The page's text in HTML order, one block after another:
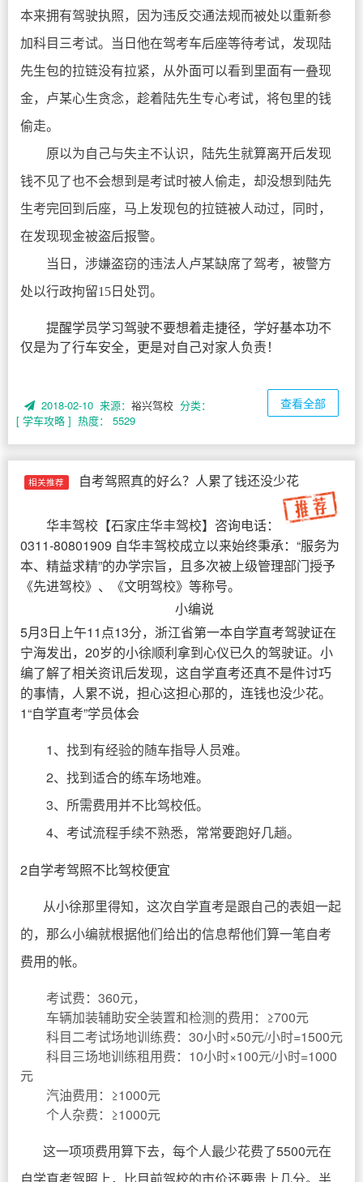
本来拥有驾驶执照，因为违反交通法规而被处以重新参
加科目三考试。当日他在驾考车后座等待考试，发现陆
先生包的拉链没有拉紧，从外面可以看到里面有一叠现
金，卢某心生贪念，趁着陆先生专心考试，将包里的钱
偷走。
原以为自己与失主不认识，陆先生就算离开后发现
钱不见了也不会想到是考试时被人偷走，却没想到陆先
生考完回到后座，马上发现包的拉链被人动过，同时，
在发现现金被盗后报警。
当日，涉嫌盗窃的违法人卢某缺席了驾考，被警方
处以行政拘留15日处罚。
提醒学员学习驾驶不要想着走捷径，学好基本功不
仅是为了行车安全，更是对自己对家人负责！
2018-02-10 来源：裕兴驾校 分类：
[ 学车攻略 ] 热度： 5529
查看全部
相关推荐 自考驾照真的好么？人累了钱还没少花
华丰驾校 【石家庄华丰驾校】咨询电话：
0311-80801909 自华丰驾校成立以来始终秉承：“服务为
本、精益求精”的办学宗旨，且多次被上级管理部门授予
《先进驾校》、《文明驾校》等称号。
小编说
5月3日上午11点13分，浙江省第一本自学直考驾驶证在
宁海发出，20岁的小徐顺利拿到心仪已久的驾驶证。小
编了解了相关资讯后发现，这自学直考还真不是件讨巧
的事情，人累不说，担心这担心那的，连钱也没少花。
1“自学直考”学员体会
1、找到有经验的随车指导人员难。
2、找到适合的练车场地难。
3、所需费用并不比驾校低。
4、考试流程手续不熟悉，常常要跑好几趟。
2自学考驾照不比驾校便宜
从小徐那里得知，这次自学直考是跟自己的表姐一起
的，那么小编就根据他们给出的信息帮他们算一笔自考
费用的帐。
考试费：360元，
车辆加装辅助安全装置和检测的费用：≥700元
科目二考试场地训练费：30小时×50元/小时=1500元
科目三场地训练租用费：10小时×100元/小时=1000
元
汽油费用：≥1000元
个人杂费：≥1000元
这一项项费用算下去，每个人最少花费了5500元在